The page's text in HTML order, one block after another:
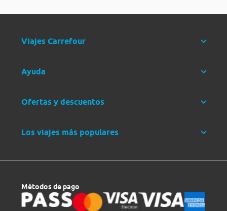
Viajes Carrefour
Ayuda
Ofertas y descuentos
Los viajes más populares
Métodos de pago